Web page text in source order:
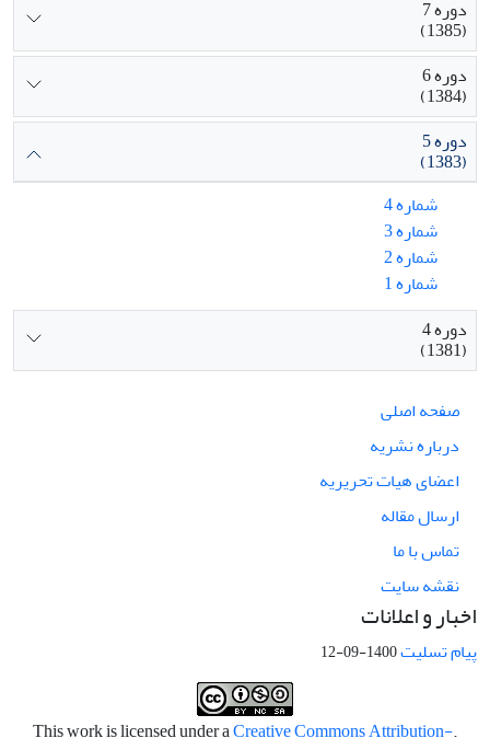
دوره 7
(1385)
دوره 6
(1384)
دوره 5
(1383)
شماره 4
شماره 3
شماره 2
شماره 1
دوره 4
(1381)
صفحه اصلی
درباره نشریه
اعضای هیات تحریریه
ارسال مقاله
تماس با ما
نقشه سایت
اخبار و اعلانات
پیام تسلیت1400-09-12